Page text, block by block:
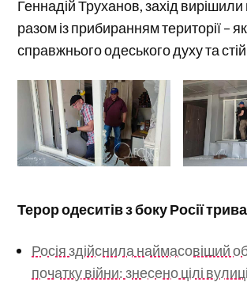
Геннадій Труханов, захід
разом із прибиранням території –
справжнього одеського духу та
Терор одеситів з боку Росії
Росія здійснила наймасовіший
початку війни: знесено цілі вулиці